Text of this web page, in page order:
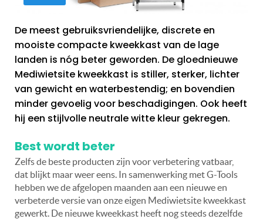
De meest gebruiksvriendelijke, discrete en
mooiste compacte kweekkast van de lage
landen is nóg beter geworden. De gloednieuwe
Mediwietsite kweekkast is stiller, sterker, lichter
van gewicht en waterbestendig; en bovendien
minder gevoelig voor beschadigingen. Ook heeft
hij een stijlvolle neutrale witte kleur gekregen.
Best wordt beter
Zelfs de beste producten zijn voor verbetering vatbaar,
dat blijkt maar weer eens. In samenwerking met G-Tools
hebben we de afgelopen maanden aan een nieuwe en
verbeterde versie van onze eigen Mediwietsite kweekkast
gewerkt. De nieuwe kweekkast heeft nog steeds dezelfde